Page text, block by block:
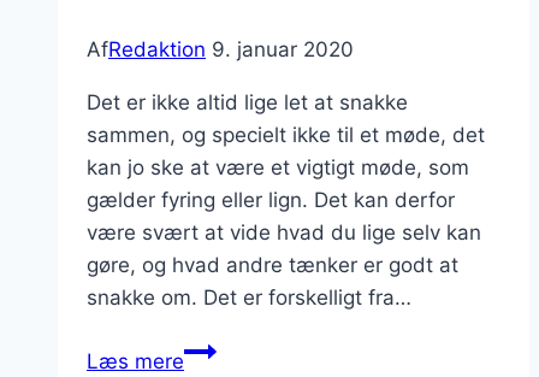
AfRedaktion 9. januar 2020
Det er ikke altid lige let at snakke
sammen, og specielt ikke til et møde, det
kan jo ske at være et vigtigt møde, som
gælder fyring eller lign. Det kan derfor
være svært at vide hvad du lige selv kan
gøre, og hvad andre tænker er godt at
snakke om. Det er forskelligt fra…
Læs mereSådan